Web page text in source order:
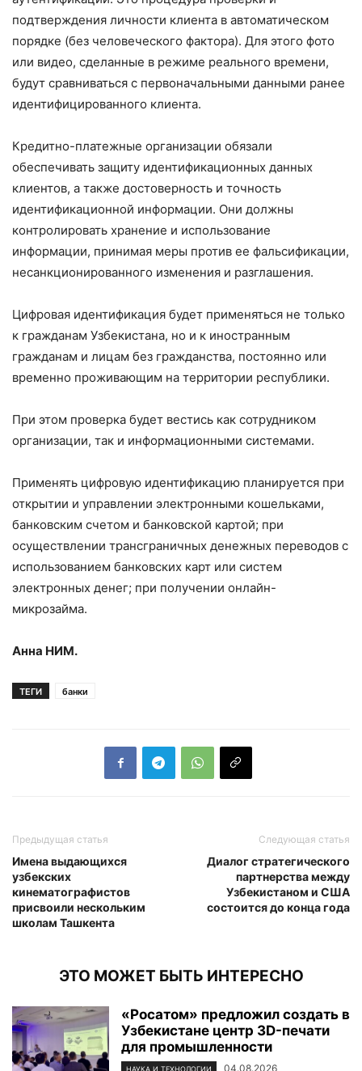
подтверждения личности клиента в автоматическом
порядке (без человеческого фактора). Для этого фото
или видео, сделанные в режиме реального времени,
будут сравниваться с первоначальными данными ранее
идентифицированного клиента.
Кредитно-платежные организации обязали
обеспечивать защиту идентификационных данных
клиентов, а также достоверность и точность
идентификационной информации. Они должны
контролировать хранение и использование
информации, принимая меры против ее фальсификации,
несанкционированного изменения и разглашения.
Цифровая идентификация будет применяться не только
к гражданам Узбекистана, но и к иностранным
гражданам и лицам без гражданства, постоянно или
временно проживающим на территории республики.
При этом проверка будет вестись как сотрудником
организации, так и информационными системами.
Применять цифровую идентификацию планируется при
открытии и управлении электронными кошельками,
банковским счетом и банковской картой; при
осуществлении трансграничных денежных переводов с
использованием банковских карт или систем
электронных денег; при получении онлайн-
микрозайма.
Анна НИМ.
ТЕГИ банки
Предыдущая статья
Имена выдающихся
узбекских
кинематографистов
присвоили нескольким
школам Ташкента
Следующая статья
Диалог стратегического
партнерства между
Узбекистаном и США
состоится до конца года
ЭТО МОЖЕТ БЫТЬ ИНТЕРЕСНО
«Росатом» предложил создать в
Узбекистане центр 3D-печати
для промышленности
НАУКА И ТЕХНОЛОГИИ 04.08.2026